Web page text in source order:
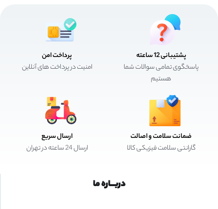
پشتیبانی 12 ساعته
پاسخگوی تمامی سوالات شما
هستیم
پرداخت امن
امنیت در پرداخت های آنلاین
ضمانت سلامت و اصالت
گارانتی سلامت فیزیکی کالا
ارسال سریع
ارسال 24 ساعته در تهران
دربـــاره ما